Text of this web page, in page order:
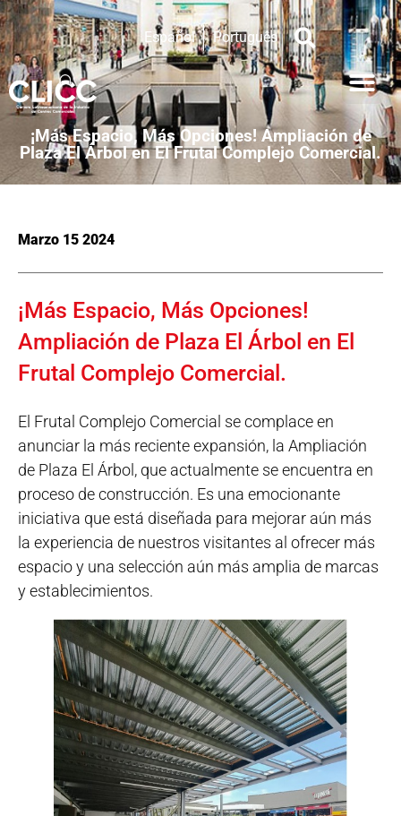
Español Português
¡Más Espacio, Más Opciones! Ampliación de
Plaza El Árbol en El Frutal Complejo Comercial.
Marzo 15 2024
¡Más Espacio, Más Opciones!
Ampliación de Plaza El Árbol en El
Frutal Complejo Comercial.
El Frutal Complejo Comercial se complace en
anunciar la más reciente expansión, la Ampliación
de Plaza El Árbol, que actualmente se encuentra en
proceso de construcción. Es una emocionante
iniciativa que está diseñada para mejorar aún más
la experiencia de nuestros visitantes al ofrecer más
espacio y una selección aún más amplia de marcas
y establecimientos.